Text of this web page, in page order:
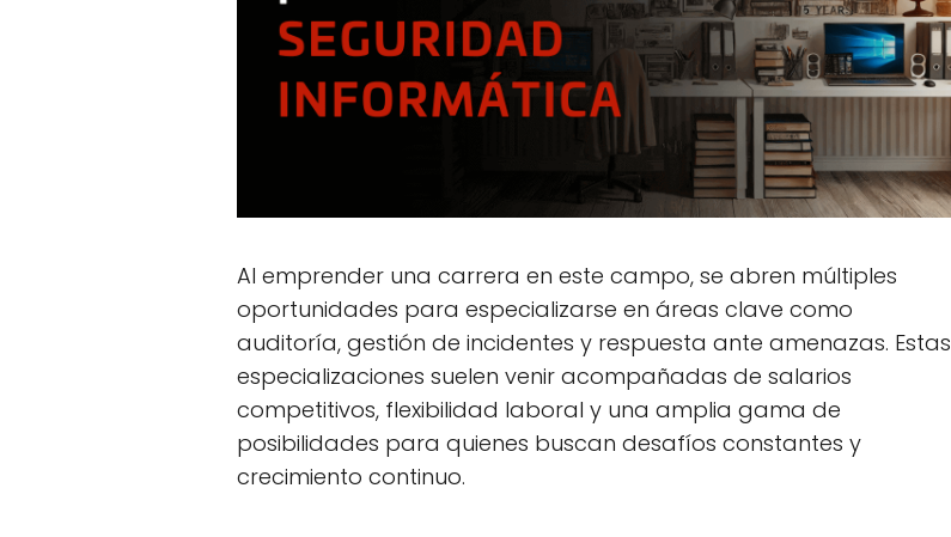
Al emprender una carrera en este campo, se abren múltiples
oportunidades para especializarse en áreas clave como
auditoría, gestión de incidentes y respuesta ante amenazas. Estas
especializaciones suelen venir acompañadas de salarios
competitivos, flexibilidad laboral y una amplia gama de
posibilidades para quienes buscan desafíos constantes y
crecimiento continuo.